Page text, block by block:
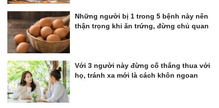
Những người bị 1 trong 5 bệnh này nên
thận trọng khi ăn trứng, đừng chủ quan
Với 3 người này đừng cố thắng thua với
họ, tránh xa mới là cách khôn ngoan